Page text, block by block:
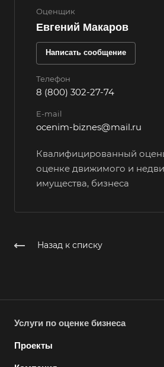
Оценщик
Евгений Макаров
Написать сообщение
Телефон
8 (800) 302-27-74
E-mail
ocenim-biznes@mail.ru
Квалифицированный
оценке движимого и
имущества, бизнеса
Назад к списку
Услуги по оценке бизнеса
Проекты
Вольск
Воркута
Воскресенск
Воткинск
Всеволожск
Выкса
Вязники
Вятские Поляны
Гатчина
Горно-Алтайск
Городец
Горячий Ключ